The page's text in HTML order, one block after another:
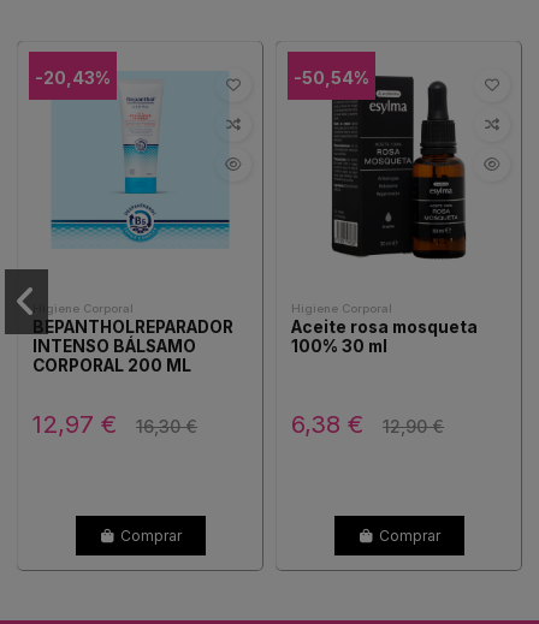
-20,43%
Higiene Corporal
BEPANTHOLREPARADOR
INTENSO BÁLSAMO
CORPORAL 200 ML
12,97 € 16,30 €
Comprar
-50,54%
Higiene Corporal
Aceite rosa mosqueta
100% 30 ml
6,38 € 12,90 €
Comprar